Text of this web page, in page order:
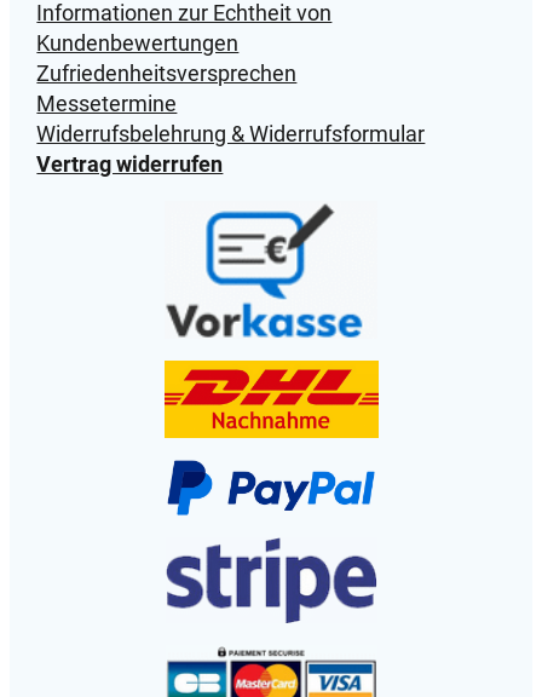
Informationen zur Echtheit von
Kundenbewertungen
Zufriedenheitsversprechen
Messetermine
Widerrufsbelehrung & Widerrufsformular
Vertrag widerrufen